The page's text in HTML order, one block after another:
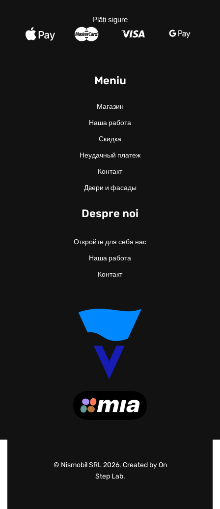
Meniu
Магазин
Наша работа
Скидка
Неудачный платеж
Контакт
Двери и фасады
Despre noi
Откройте для себя нас
Наша работа
Контакт
Plăți sigure
© Nismobil SRL 2026. Created by On
Step Lab.